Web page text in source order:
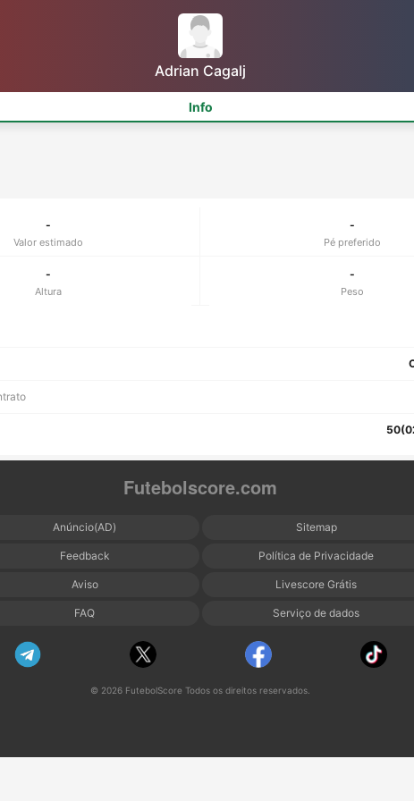
Adrian Cagalj
Info
-
Valor estimado
-
Pé preferido
-
Altura
-
Peso
Futebolscore.com
Anúncio(AD) Sitemap
Feedback Política de Privacidade
Aviso Livescore Grátis
FAQ Serviço de dados
© 2026 FutebolScore Todos os direitos reservados.